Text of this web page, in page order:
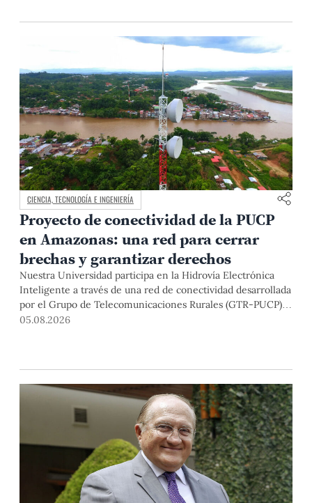
CIENCIA, TECNOLOGÍA E INGENIERÍA
Proyecto de conectividad de la PUCP
en Amazonas: una red para cerrar
brechas y garantizar derechos
Nuestra Universidad participa en la Hidrovía Electrónica
Inteligente a través de una red de conectividad desarrollada
por el Grupo de Telecomunicaciones Rurales (GTR-PUCP)
desde el 2018. En esta nota repasamos cómo ha sido el
05.08.2026